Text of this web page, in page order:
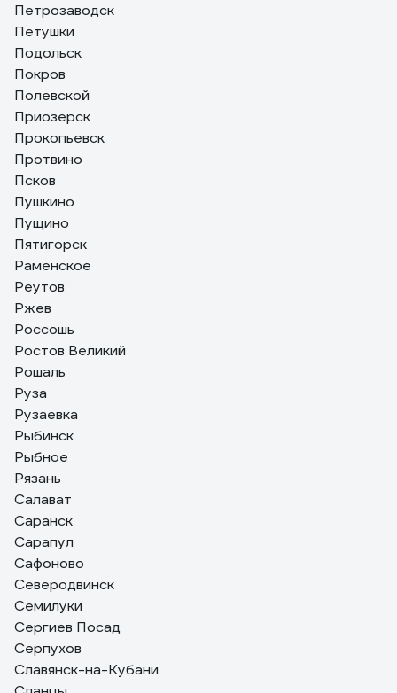
Петрозаводск
Петушки
Подольск
Покров
Полевской
Приозерск
Прокопьевск
Протвино
Псков
Пушкино
Пущино
Пятигорск
Раменское
Реутов
Ржев
Россошь
Ростов Великий
Рошаль
Руза
Рузаевка
Рыбинск
Рыбное
Рязань
Салават
Саранск
Сарапул
Сафоново
Северодвинск
Семилуки
Сергиев Посад
Серпухов
Славянск-на-Кубани